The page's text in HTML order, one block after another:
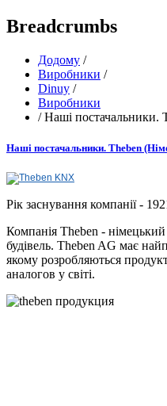
Breadcrumbs
Додому /
Виробники /
Dinuy /
Виробники
/ Наші постачальники.
Наші постачальники. Theben
Рік заснування компанії -
Компанія Theben -
будівель. Theben AG має
якому розробляються
аналогов у світі.